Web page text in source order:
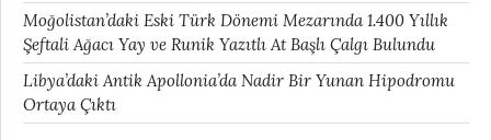
Moğolistan’daki Eski Türk Dönemi Mezarında 1.400 Yıllık
Şeftali Ağacı Yay ve Runik Yazıtlı At Başlı Çalgı Bulundu
Libya’daki Antik Apollonia’da Nadir Bir Yunan Hipodromu
Ortaya Çıktı